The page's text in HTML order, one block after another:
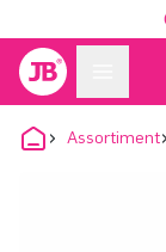
Assortiment